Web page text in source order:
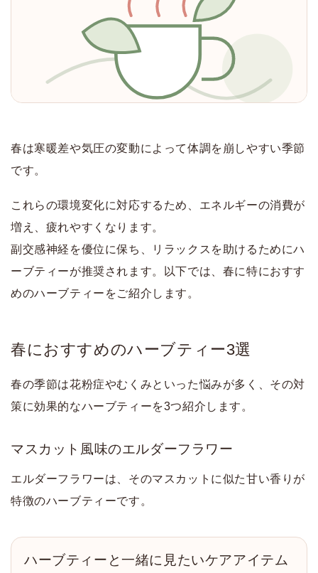
春は寒暖差や気圧の変動によって体調を崩しやすい季節
です。
これらの環境変化に対応するため、エネルギーの消費が
増え、疲れやすくなります。
副交感神経を優位に保ち、リラックスを助けるためにハ
ーブティーが推奨されます。
以下では、春に特におすす
めのハーブティーをご紹介します。
春におすすめのハーブティー3選
春の季節は花粉症やむくみといった悩みが多く、その対
策に効果的なハーブティーを3つ紹介します。
マスカット風味のエルダーフラワー
エルダーフラワーは、そのマスカットに似た甘い香りが
特徴のハーブティーです。
ハーブティーと一緒に見たいケアアイテム